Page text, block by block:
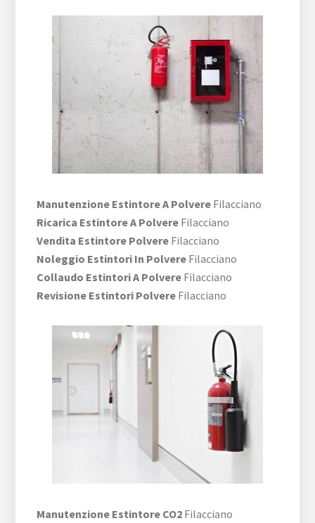
Manutenzione Estintore A Polvere Filacciano
Ricarica Estintore A Polvere Filacciano
Vendita Estintore Polvere Filacciano
Noleggio Estintori In Polvere Filacciano
Collaudo Estintori A Polvere Filacciano
Revisione Estintori Polvere Filacciano
Manutenzione Estintore CO2 Filacciano